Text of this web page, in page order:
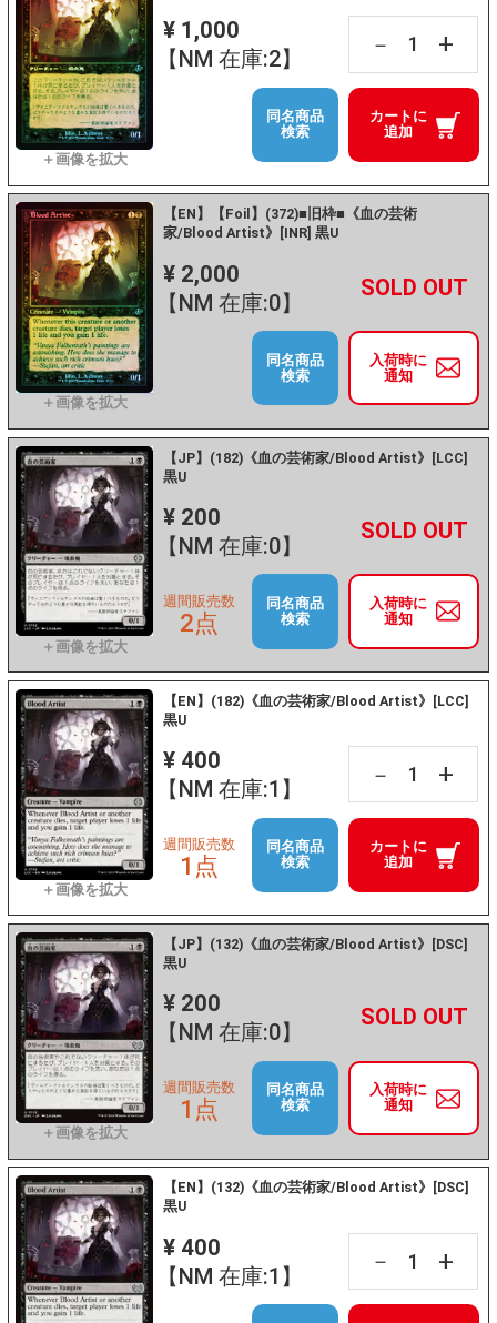
¥ 1,000
【NM 在庫:2】
－ +
カートに
追加
同名商品
検索
【EN】【Foil】(372)■旧枠■《血の芸術
家/Blood Artist》[INR] 黒U
¥ 2,000
【NM 在庫:0】
－ +
入荷時に
通知
同名商品
検索
【JP】(182)《血の芸術家/Blood Artist》[LCC]
黒U
¥ 200
【NM 在庫:0】
－ +
入荷時に
通知
週間販売数
2点
同名商品
検索
【EN】(182)《血の芸術家/Blood Artist》[LCC]
黒U
¥ 400
【NM 在庫:1】
－ +
カートに
追加
週間販売数
1点
同名商品
検索
【JP】(132)《血の芸術家/Blood Artist》[DSC]
黒U
¥ 200
【NM 在庫:0】
－ +
入荷時に
通知
週間販売数
1点
同名商品
検索
【EN】(132)《血の芸術家/Blood Artist》[DSC]
黒U
¥ 400
【NM 在庫:1】
－ +